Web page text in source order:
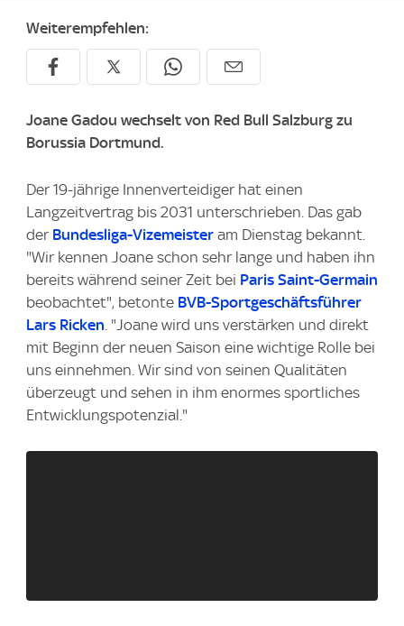
Weiterempfehlen:
Joane Gadou wechselt von Red Bull Salzburg zu
Borussia Dortmund.
Der 19-jährige Innenverteidiger hat einen
Langzeitvertrag bis 2031 unterschrieben. Das gab
der Bundesliga-Vizemeister am Dienstag bekannt.
"Wir kennen Joane schon sehr lange und haben ihn
bereits während seiner Zeit bei Paris Saint-Germain
beobachtet", betonte BVB-Sportgeschäftsführer
Lars Ricken. "Joane wird uns verstärken und direkt
mit Beginn der neuen Saison eine wichtige Rolle bei
uns einnehmen. Wir sind von seinen Qualitäten
überzeugt und sehen in ihm enormes sportliches
Entwicklungspotenzial."